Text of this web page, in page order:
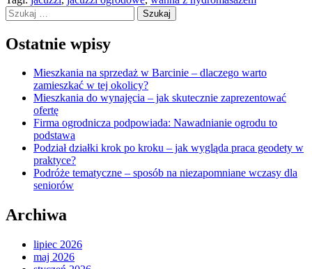
Szukaj:
Ostatnie wpisy
Mieszkania na sprzedaż w Barcinie – dlaczego warto
zamieszkać w tej okolicy?
Mieszkania do wynajęcia – jak skutecznie zaprezentować
ofertę
Firma ogrodnicza podpowiada: Nawadnianie ogrodu to
podstawa
Podział działki krok po kroku – jak wygląda praca geodety w
praktyce?
Podróże tematyczne – sposób na niezapomniane wczasy dla
seniorów
Archiwa
lipiec 2026
maj 2026